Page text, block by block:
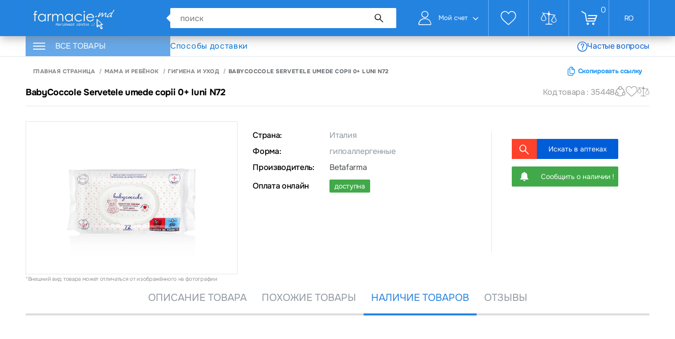
Мой счет
0
RO
ВСЕ ТОВАРЫ Способы доставки Частые вопросы
ГЛАВНАЯ СТРАНИЦА МАМА И РЕБЁНОК ГИГИЕНА И УХОД BABYCOCCOLE SERVETELE UMEDE COPII 0+ LUNI N72 Скопировать ссылку
BabyCoccole Servetele umede copii 0+ luni N72 Код товара : 35448
*Внешний вид товара может отличаться от изображённого на фотографии
Страна:
Италия
Форма:
гипоаллергенные
Производитель:
Betafarma
Оплата онлайн
доступна
Искать в аптеках
Сообщить о наличии !
ОПИСАНИЕ ТОВАРА ПОХОЖИЕ ТОВАРЫ НАЛИЧИЕ ТОВАРОВ ОТЗЫВЫ